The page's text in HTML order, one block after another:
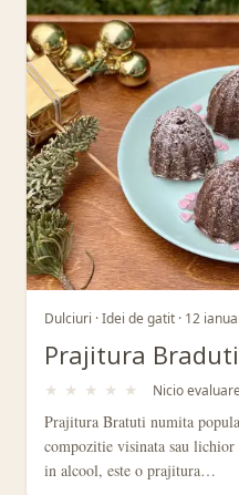
Dulciuri · Idei de gatit · 12
Prajitura
★ ★ ★ ★ ★ Nicio
Prajitura Bratuti numita
compozitie visinata sau
in alcool, este o prajitura…